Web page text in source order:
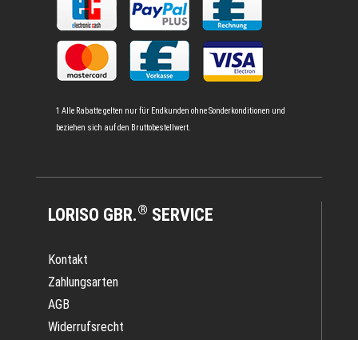
1 Alle Rabatte gelten nur für Endkunden ohne Sonderkonditionen und
beziehen sich auf den Bruttobestellwert.
LORISO GBR.® SERVICE
Kontakt
Zahlungsarten
AGB
Widerrufsrecht